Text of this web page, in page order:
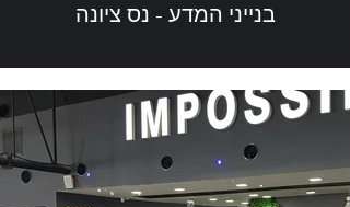
בנייני המדע - נס ציונה